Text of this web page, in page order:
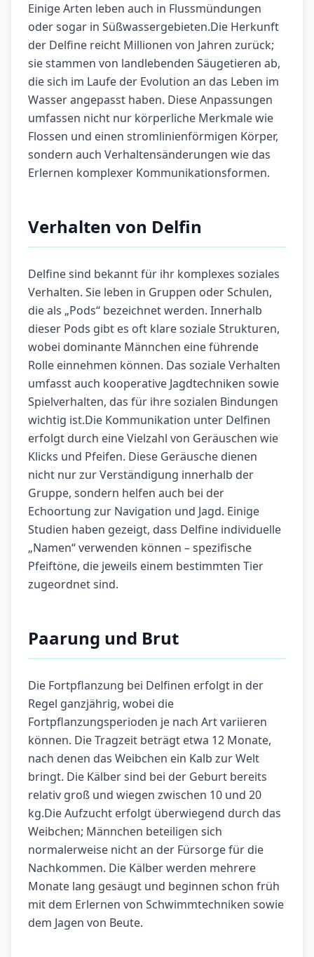
Einige Arten leben auch in Flussmündungen
oder sogar in Süßwassergebieten.Die Herkunft
der Delfine reicht Millionen von Jahren zurück;
sie stammen von landlebenden Säugetieren ab,
die sich im Laufe der Evolution an das Leben im
Wasser angepasst haben. Diese Anpassungen
umfassen nicht nur körperliche Merkmale wie
Flossen und einen stromlinienförmigen Körper,
sondern auch Verhaltensänderungen wie das
Erlernen komplexer Kommunikationsformen.
Verhalten von Delfin
Delfine sind bekannt für ihr komplexes soziales
Verhalten. Sie leben in Gruppen oder Schulen,
die als „Pods“ bezeichnet werden. Innerhalb
dieser Pods gibt es oft klare soziale Strukturen,
wobei dominante Männchen eine führende
Rolle einnehmen können. Das soziale Verhalten
umfasst auch kooperative Jagdtechniken sowie
Spielverhalten, das für ihre sozialen Bindungen
wichtig ist.Die Kommunikation unter Delfinen
erfolgt durch eine Vielzahl von Geräuschen wie
Klicks und Pfeifen. Diese Geräusche dienen
nicht nur zur Verständigung innerhalb der
Gruppe, sondern helfen auch bei der
Echoortung zur Navigation und Jagd. Einige
Studien haben gezeigt, dass Delfine individuelle
„Namen“ verwenden können – spezifische
Pfeiftöne, die jeweils einem bestimmten Tier
zugeordnet sind.
Paarung und Brut
Die Fortpflanzung bei Delfinen erfolgt in der
Regel ganzjährig, wobei die
Fortpflanzungsperioden je nach Art variieren
können. Die Tragzeit beträgt etwa 12 Monate,
nach denen das Weibchen ein Kalb zur Welt
bringt. Die Kälber sind bei der Geburt bereits
relativ groß und wiegen zwischen 10 und 20
kg.Die Aufzucht erfolgt überwiegend durch das
Weibchen; Männchen beteiligen sich
normalerweise nicht an der Fürsorge für die
Nachkommen. Die Kälber werden mehrere
Monate lang gesäugt und beginnen schon früh
mit dem Erlernen von Schwimmtechniken sowie
dem Jagen von Beute.